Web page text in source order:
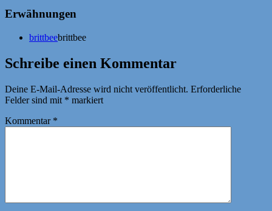
Erwähnungen
brittbeebrittbee
Schreibe einen Kommentar
Deine E-Mail-Adresse wird nicht veröffentlicht. Erforderliche
Felder sind mit * markiert
Kommentar *